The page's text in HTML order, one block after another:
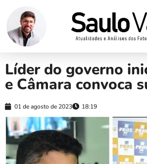
Líder do governo
e Câmara convoca
01 de agosto de 2023 18:19